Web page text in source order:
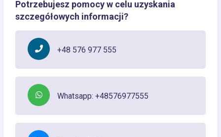
Potrzebujesz pomocy w celu uzyskania
szczegółowych informacji?
+48 576 977 555
Whatsapp: +48576977555